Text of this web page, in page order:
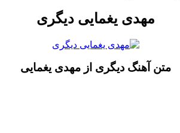
مهدی یغمایی دیگری
متن آهنگ دیگری از مهدی یغمایی